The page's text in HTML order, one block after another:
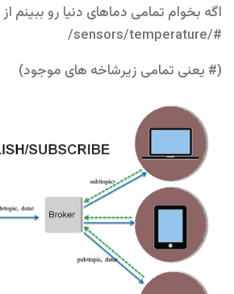
اگه بخوام تمامی دماهای دنیا رو ببینم
#/sensors/temperature/
(# یعنی تمامی زیرشاخه های موجود)